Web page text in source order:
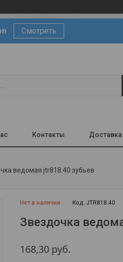
Смотреть
Контакты Доставка
ведомая jtr818.40 зубьев
Нет в наличии Код: JTR818.40
Звездочка
168,30 руб.